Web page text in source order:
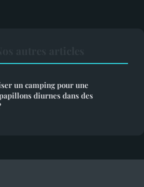
un camping pour une
diurnes dans des